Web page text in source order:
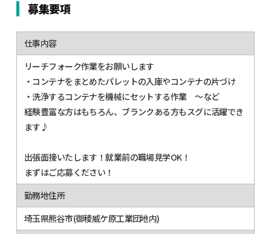
募集要項
仕事内容
リーチフォーク作業をお願いします
・コンテナをまとめたパレットの入庫やコンテナの片づけ
・洗浄するコンテナを機械にセットする作業 ～など
経験豊富な方はもちろん、ブランクある方もスグに活躍でき
ます♪
出張面接いたします！就業前の職場見学OK！
まずはご応募ください！
勤務地住所
埼玉県熊谷市(御稜威ケ原工業団地内)